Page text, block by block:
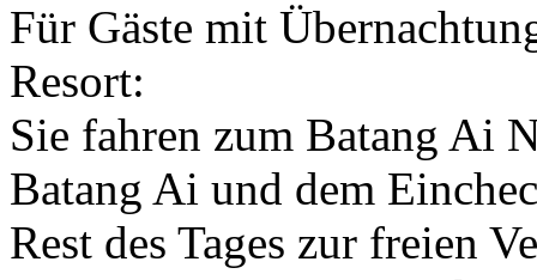
Für Gäste mit
Resort:
Sie fahren zum Batang Ai
Batang Ai und dem
Rest des Tages zur freien